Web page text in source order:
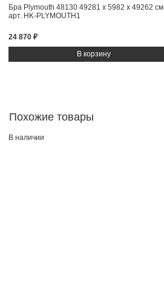
Бра Plymouth 48130 49281 x 5982 x 49262 см
арт. HK-PLYMOUTH1
24 870 ₽
Похожие товары
В наличии